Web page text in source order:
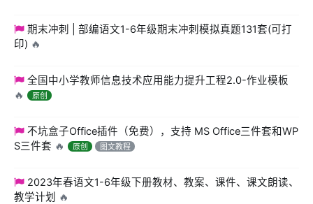
期末冲刺 | 部编语文1-6年级期末冲刺模拟真题131套(可打
印) 🔥
全国中小学教师信息技术应用能力提升工程2.0-作业模板
🔥
原创
不坑盒子Office插件（免费），支持 MS Office三件套和WP
S三件套 🔥 原创 图文教程
2023年春语文1-6年级下册教材、教案、课件、课文朗读、
教学计划 🔥